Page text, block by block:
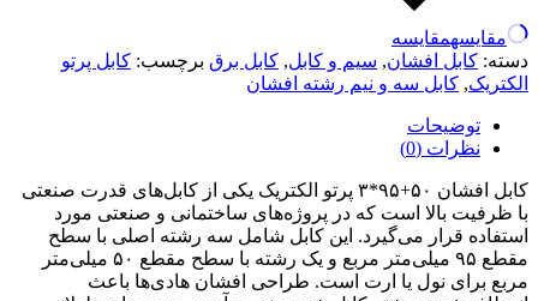
مقایسهمقایسه
دسته: کابل افشان, سیم و کابل, کابل برق برچسب: کابل پرتو
الکتریک, کابل سه و نیم رشته افشان
توضیحات
نظرات (0)
کابل افشان ۵۰+۹۵*۳ پرتو الکتریک یکی از کابل‌های قدرت صنعتی
با ظرفیت بالا است که در پروژه‌های ساختمانی و صنعتی مورد
استفاده قرار می‌گیرد. این کابل شامل سه رشته اصلی با سطح
مقطع ۹۵ میلی‌متر مربع و یک رشته با سطح مقطع ۵۰ میلی‌متر
مربع برای نول یا ارت است. طراحی افشان هادی‌ها باعث